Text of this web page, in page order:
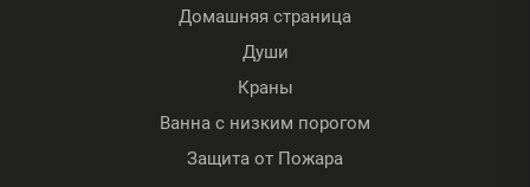
Домашняя страница
Души
Краны
Ванна с низким порогом
Защита от Пожара